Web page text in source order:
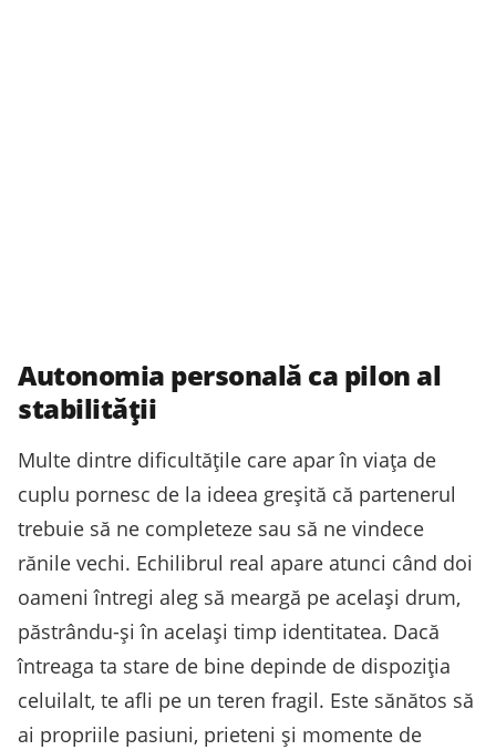
Autonomia personală ca pilon al
stabilității
Multe dintre dificultățile care apar în viața de
cuplu pornesc de la ideea greșită că partenerul
trebuie să ne completeze sau să ne vindece
rănile vechi. Echilibrul real apare atunci când doi
oameni întregi aleg să meargă pe același drum,
păstrându-și în același timp identitatea. Dacă
întreaga ta stare de bine depinde de dispoziția
celuilalt, te afli pe un teren fragil. Este sănătos să
ai propriile pasiuni, prieteni și momente de